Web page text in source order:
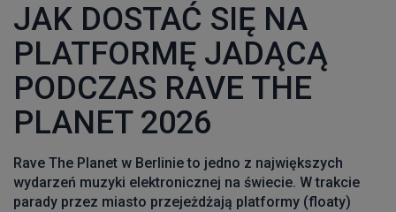
JAK DOSTAĆ SIĘ NA
PLATFORMĘ JADĄCĄ
PODCZAS RAVE THE
PLANET 2026
Rave The Planet w Berlinie to jedno z największych
wydarzeń muzyki elektronicznej na świecie. W trakcie
parady przez miasto przejeżdżają platformy (floaty)